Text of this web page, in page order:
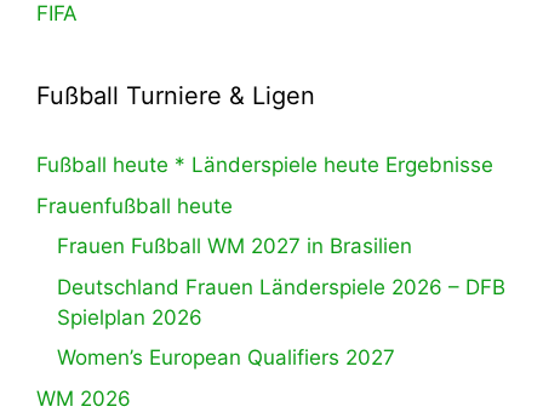
FIFA
Fußball Turniere & Ligen
Fußball heute * Länderspiele heute Ergebnisse
Frauenfußball heute
Frauen Fußball WM 2027 in Brasilien
Deutschland Frauen Länderspiele 2026 – DFB
Spielplan 2026
Women’s European Qualifiers 2027
WM 2026